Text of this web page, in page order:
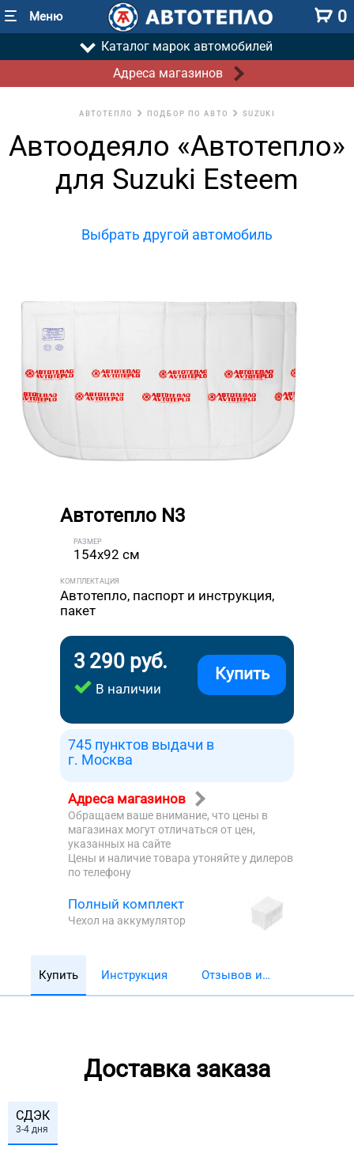
Меню 0
Каталог марок автомобилей
Адреса магазинов
АВТОТЕПЛО ПОДБОР ПО АВТО SUZUKI
Автоодеяло «Автотепло»
для Suzuki Esteem
Выбрать другой автомобиль
Автотепло N3
РАЗМЕР
154x92 см
КОМПЛЕКТАЦИЯ
Автотепло, паспорт и инструкция,
пакет
3 290 руб.
В наличии
Купить
745 пунктов выдачи в
г. Москва
Адреса магазинов
Обращаем ваше внимание, что цены в
магазинах могут отличаться от цен,
указанных на сайте
Цены и наличие товара утоняйте у дилеров
по телефону
Полный комплект
Чехол на аккумулятор
Купить Инструкция
Отзывов и
Доставка заказа
СДЭК
3-4 дня